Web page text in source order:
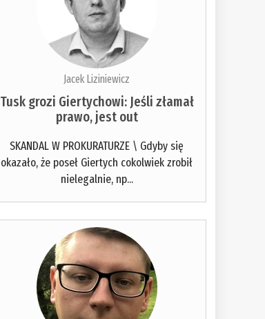
Jacek Liziniewicz
Tusk grozi Giertychowi: Jeśli złamał
prawo, jest out
SKANDAL W PROKURATURZE \ Gdyby się
okazało, że poseł Giertych cokolwiek zrobił
nielegalnie, np...